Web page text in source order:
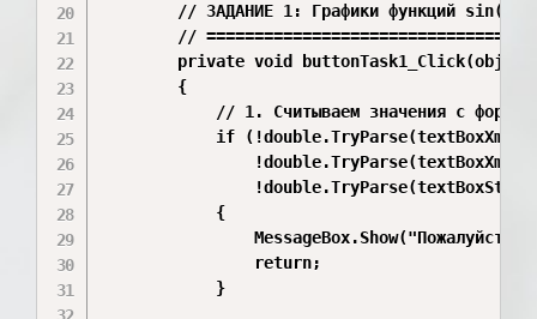
// ЗАДАНИЕ 1: Графики функций sin(x)
//
private void
        {
            // 1. Считываем значения с формы
if
            {
MessageBox.Show("Пожалуйста,
                return;
            }